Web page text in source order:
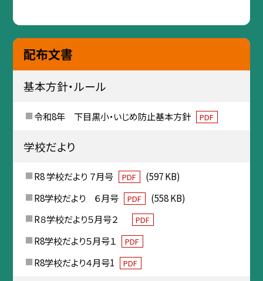
配布文書
基本方針・ルール
令和8年 下目黒小・いじめ防止基本方針 PDF
学校だより
R8 学校だより ７月号 PDF
(597 KB)
R8学校だより ６月号
PDF
(558 KB)
R８学校だより５月号２
PDF
R8学校だより５月号１ PDF
R8学校だより４月号1 PDF